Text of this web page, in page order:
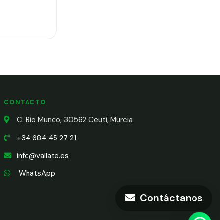
Contáctanos
CONTACTO
C. Río Mundo, 30562 Ceutí, Murcia
+34 684 45 27 21
info@vallate.es
WhatsApp